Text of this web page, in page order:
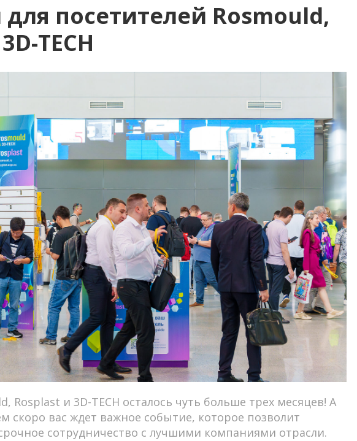
посетителей Rosmould,
TECH
Rosplast и 3D-TECH осталось чуть больше трех месяцев! А
скоро вас ждет важное событие, которое позволит
сотрудничество с лучшими компаниями отрасли.